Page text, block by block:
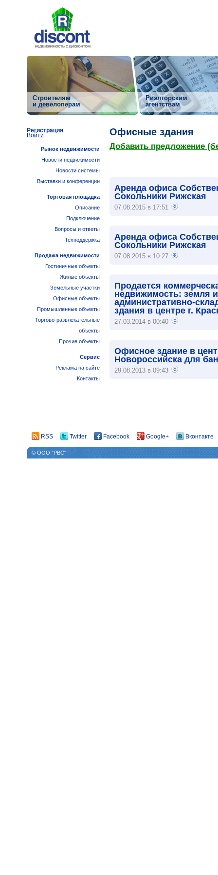
Строителям
и девелоперам
Риэлторским
агентствам
Офисные здания
Добавить предложение
Аренда офиса
Сокольники Рижская
07.08.2015 в 17:51
Аренда офиса
Сокольники Рижская
07.08.2015 в 10:27
Продается
недвижимость: земля
административно-
здания в центре г.
27.03.2014 в 00:40
Офисное здание в
Новороссийска для
29.08.2013 в 09:43
Регистрация
Войти
Рынок недвижимости
Новости недвижимости
Новости системы
Выставки и конференции
Торговая площадка
Описание
Подключение
Вопросы и ответы
Техподдержка
Продажа недвижимости
Гостиничные объекты
Жилые объекты
Земельные участки
Офисные объекты
Промышленные объекты
Торгово-развлекательные
объекты
Прочие объекты
Сервис
Реклама на сайте
Контакты
RSS Twitter Facebook Google+ Вконтакте
© ООО "РВС"